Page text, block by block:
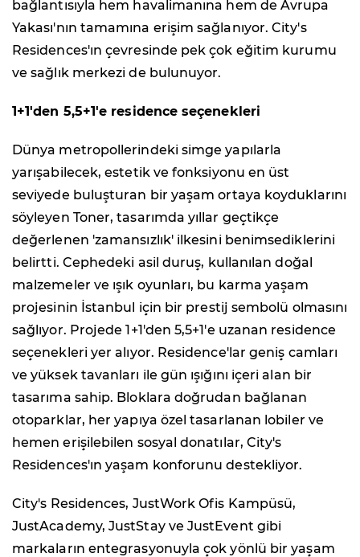
bağlantısıyla hem havalimanına hem de Avrupa
Yakası'nın tamamına erişim sağlanıyor. City's
Residences'ın çevresinde pek çok eğitim kurumu
ve sağlık merkezi de bulunuyor.
1+1'den 5,5+1'e residence seçenekleri
Dünya metropollerindeki simge yapılarla
yarışabilecek, estetik ve fonksiyonu en üst
seviyede buluşturan bir yaşam ortaya koyduklarını
söyleyen Toner, tasarımda yıllar geçtikçe
değerlenen 'zamansızlık' ilkesini benimsediklerini
belirtti. Cephedeki asil duruş, kullanılan doğal
malzemeler ve ışık oyunları, bu karma yaşam
projesinin İstanbul için bir prestij sembolü olmasını
sağlıyor. Projede 1+1'den 5,5+1'e uzanan residence
seçenekleri yer alıyor. Residence'lar geniş camları
ve yüksek tavanları ile gün ışığını içeri alan bir
tasarıma sahip. Bloklara doğrudan bağlanan
otoparklar, her yapıya özel tasarlanan lobiler ve
hemen erişilebilen sosyal donatılar, City's
Residences'ın yaşam konforunu destekliyor.
City's Residences, JustWork Ofis Kampüsü,
JustAcademy, JustStay ve JustEvent gibi
markaların entegrasyonuyla çok yönlü bir yaşam